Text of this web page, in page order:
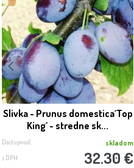
Slivka - Prunus domestica´Top
King´ - stredne sk...
Dostupnosť: skladom
s DPH 32.30 €